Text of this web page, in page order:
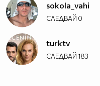
sokola_vahi
СЛЕДВАЙ 0
turktv
СЛЕДВАЙ183